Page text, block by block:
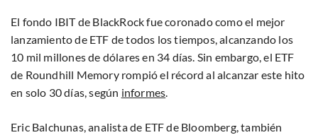
El fondo IBIT de BlackRock fue coronado como el mejor
lanzamiento de ETF de todos los tiempos, alcanzando los
10 mil millones de dólares en 34 días. Sin embargo, el ETF
de Roundhill Memory rompió el récord al alcanzar este hito
en solo 30 días, según informes.
Eric Balchunas, analista de ETF de Bloomberg, también